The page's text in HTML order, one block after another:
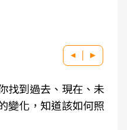
找到過去、現在、未
變化，知道該如何照